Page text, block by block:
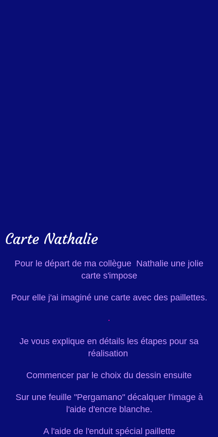
Carte Nathalie
Pour le départ de ma collègue Nathalie une jolie
carte s'impose
Pour elle j'ai imaginé une carte avec des paillettes.
Je vous explique en détails les étapes pour sa
réalisation
Commencer par le choix du dessin ensuite
Sur une feuille "Pergamano" décalquer l'image à
l'aide d'encre blanche.
A l'aide de l'enduit spécial paillette